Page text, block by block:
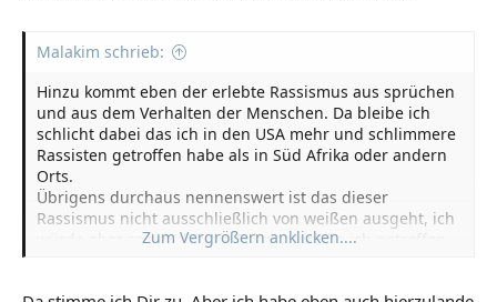
Malakim schrieb:
Hinzu kommt eben der erlebte Rassismus aus sprüchen
und aus dem Verhalten der Menschen. Da bleibe ich
schlicht dabei das ich in den USA mehr und schlimmere
Rassisten getroffen habe als in Süd Afrika oder andern
Orts.
Übrigens durchaus nennenswert ist das dieser
Rassismus nicht ausschließlich von weißen ausgeht, ich
würde eher sagen das die Schwarzen die ich getroffen
Zum Vergrößern anklicken....